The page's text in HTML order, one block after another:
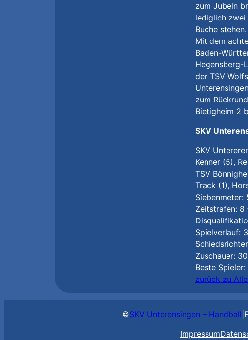
zum Jubeln
lediglich zwei
Buche stehen.
Mit dem
Baden-
Hegensberg-
der TSV
zum
Bietigheim 2
SKV
SKV
Kenner (5),
TSV
Track (1),
Zeitstrafen: 8
Spielverlauf:
Zuschauer:
Beste
zurück zu
©SKV Unterensingen – Handball
Impressum